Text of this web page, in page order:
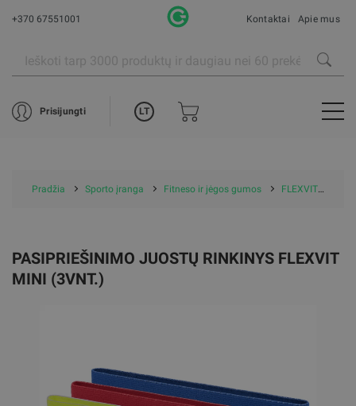
+370 67551001 Kontaktai Apie mus
Prisijungti LT
Pradžia Sporto įranga Fitneso ir jėgos gumos FLEXVIT gumos
PASIPRIEŠINIMO JUOSTŲ RINKINYS FLEXVIT
MINI (3VNT.)